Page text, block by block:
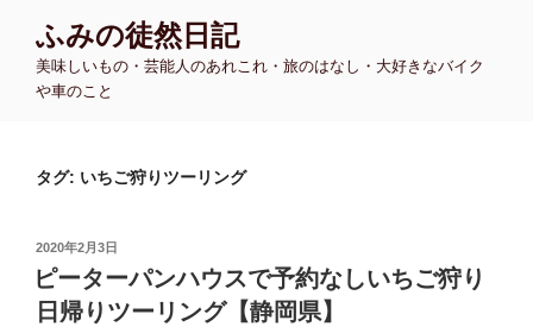
ふみの徒然日記
美味しいもの・芸能人のあれこれ・旅のはなし・大好きなバイク
や車のこと
タグ: いちご狩りツーリング
投
稿
日:
2020年2月3日
ピーターパンハウスで予約なしいちご狩り
日帰りツーリング【静岡県】